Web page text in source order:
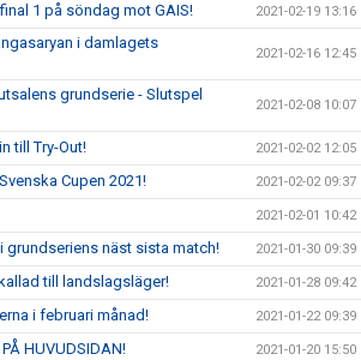
1 på söndag mot GAIS! 2021-02-19 13:16
i damlagets
2021-02-16 12:45
grundserie - Slutspel
2021-02-08 10:07
till Try-Out! 2021-02-02 12:05
Cupen 2021! 2021-02-02 09:37
2021-02-01 10:42
grundseriens näst sista match! 2021-01-30 09:39
till landslagsläger! 2021-01-28 09:42
i februari månad! 2021-01-22 09:39
HUVUDSIDAN! 2021-01-20 15:50